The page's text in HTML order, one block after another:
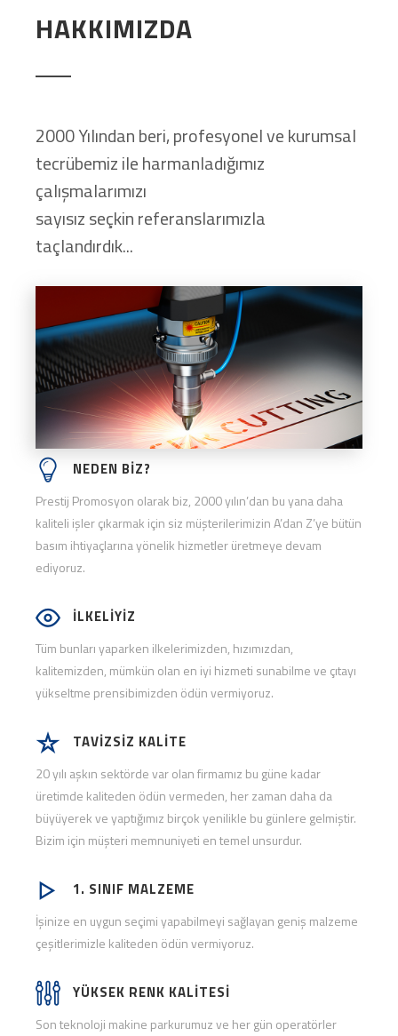
HAKKIMIZDA
2000 Yılından beri, profesyonel ve kurumsal
tecrübemiz ile harmanladığımız
çalışmalarımızı
sayısız seçkin referanslarımızla
taçlandırdık...
NEDEN BİZ?
Prestij Promosyon olarak biz, 2000 yılın’dan bu yana daha
kaliteli işler çıkarmak için siz müşterilerimizin A’dan Z’ye bütün
basım ihtiyaçlarına yönelik hizmetler üretmeye devam
ediyoruz.
İLKELİYİZ
Tüm bunları yaparken ilkelerimizden, hızımızdan,
kalitemizden, mümkün olan en iyi hizmeti sunabilme ve çıtayı
yükseltme prensibimizden ödün vermiyoruz.
TAVİZSİZ KALİTE
20 yılı aşkın sektörde var olan firmamız bu güne kadar
üretimde kaliteden ödün vermeden, her zaman daha da
büyüyerek ve yaptığımız birçok yenilikle bu günlere gelmiştir.
Bizim için müşteri memnuniyeti en temel unsurdur.
1. SINIF MALZEME
İşinize en uygun seçimi yapabilmeyi sağlayan geniş malzeme
çeşitlerimizle kaliteden ödün vermiyoruz.
YÜKSEK RENK KALİTESİ
Son teknoloji makine parkurumuz ve her gün operatörler